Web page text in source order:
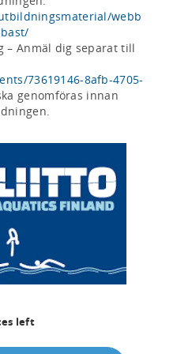
webb
– Anmäl dig separat till
73619146-8afb-4705-
genomföras innan
left